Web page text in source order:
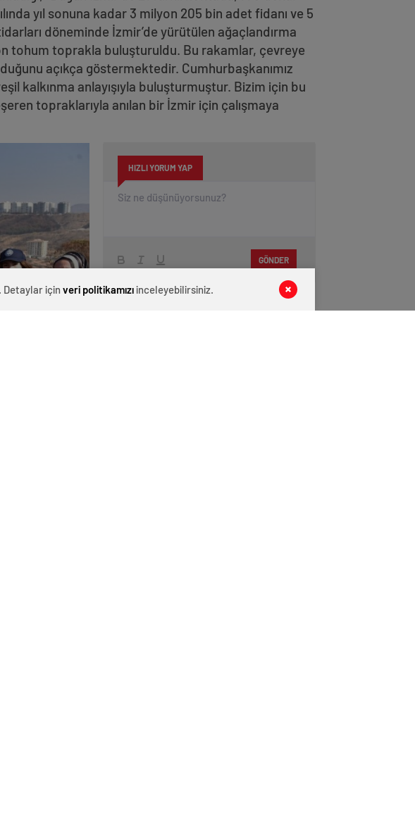
yıl sonuna kadar 3 milyon 205 bin adet fidanı ve 5
döneminde İzmir’de yürütülen ağaçlandırma
tohum toprakla buluşturuldu. Bu rakamlar, çevreye
açıkça göstermektedir. Cumhurbaşkanımız
kalkınma anlayışıyla buluşturmuştur. Bizim için bu
topraklarıyla anılan bir İzmir için çalışmaya
HIZLI YORUM YAP
GÖNDER
Detaylar için veri politikamızıinceleyebilirsiniz.